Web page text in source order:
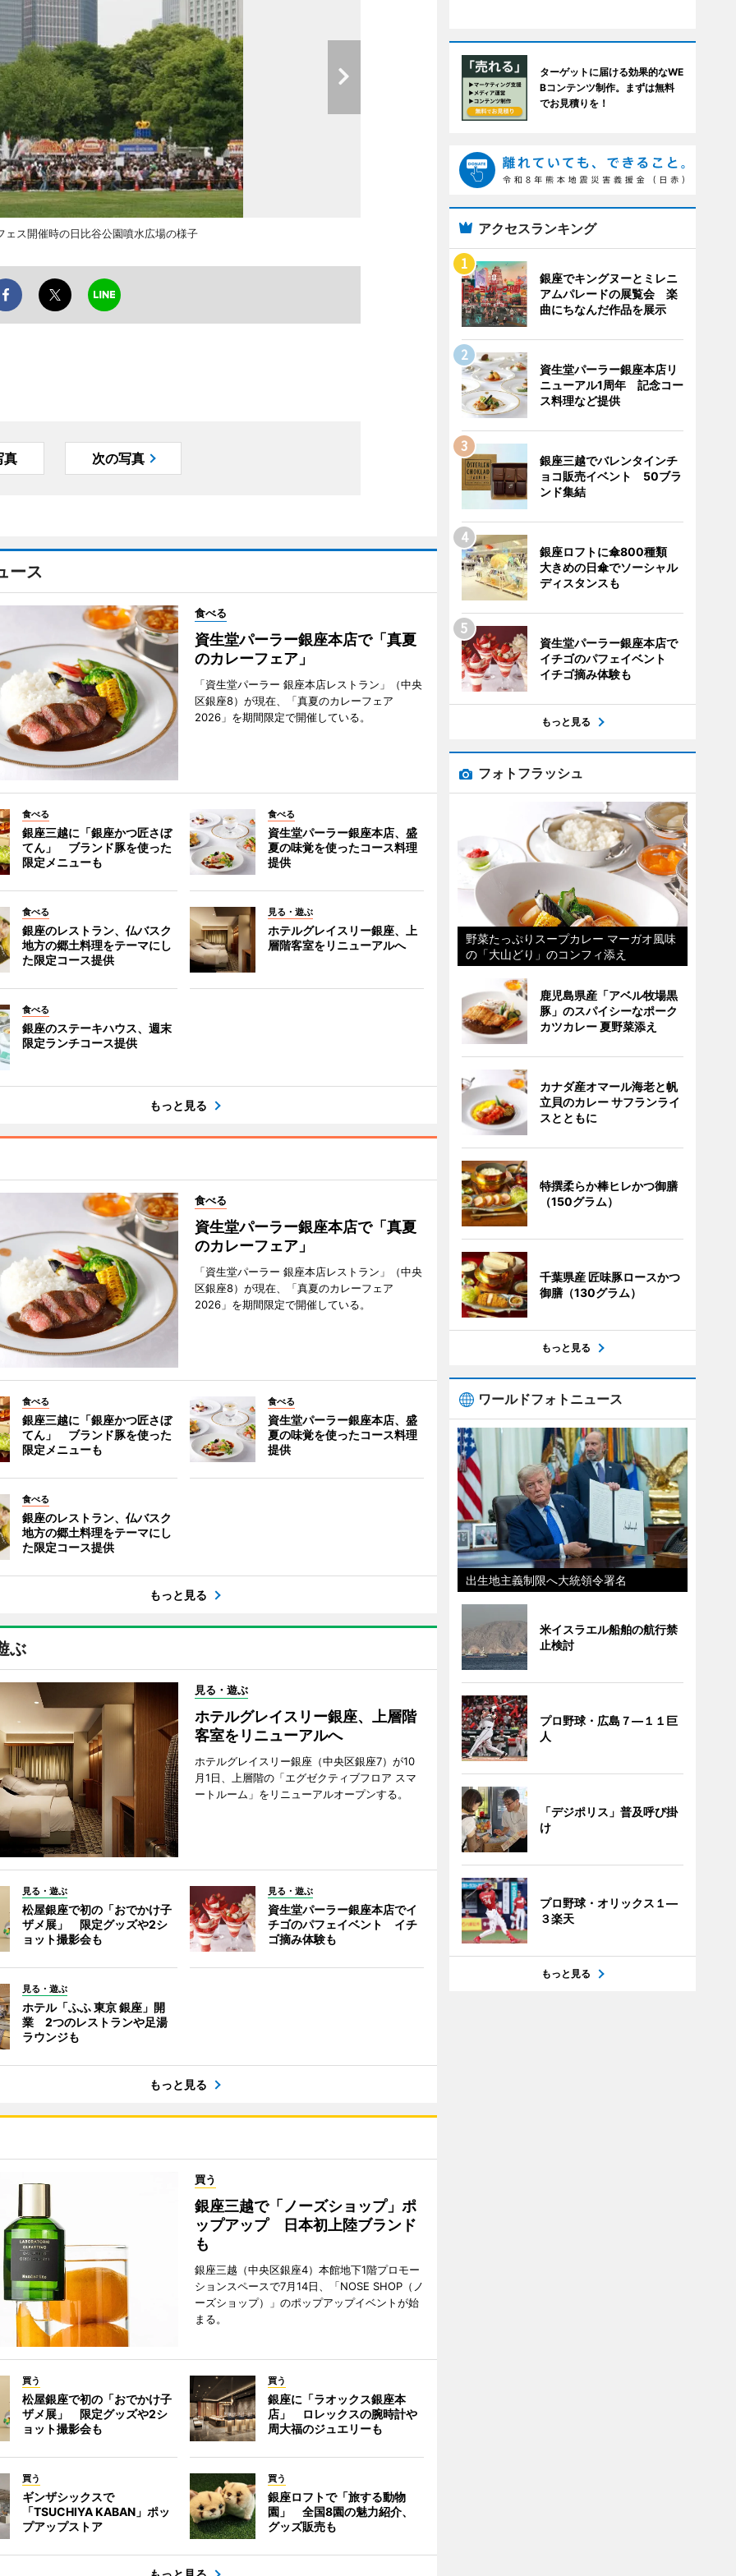
ェス開催時の日比谷公園噴水広場の様子
真 次の写真
ース
食べる
資生堂パーラー銀座本店で「真夏
のカレーフェア」
「資生堂パーラー 銀座本店レストラン」（中央
区銀座8）が現在、「真夏のカレーフェア
2026」を期間限定で開催している。
食べる
銀座三越に「銀座かつ匠さぼ
てん」 ブランド豚を使った
限定メニューも
食べる
資生堂パーラー銀座本店、盛
夏の味覚を使ったコース料理
提供
食べる
銀座のレストラン、仏バスク
地方の郷土料理をテーマにし
た限定コース提供
見る・遊ぶ
ホテルグレイスリー銀座、上
層階客室をリニューアルへ
食べる
銀座のステーキハウス、週末
限定ランチコース提供
もっと見る
食べる
資生堂パーラー銀座本店で「真夏
のカレーフェア」
「資生堂パーラー 銀座本店レストラン」（中央
区銀座8）が現在、「真夏のカレーフェア
2026」を期間限定で開催している。
食べる
銀座三越に「銀座かつ匠さぼ
てん」 ブランド豚を使った
限定メニューも
食べる
資生堂パーラー銀座本店、盛
夏の味覚を使ったコース料理
提供
食べる
銀座のレストラン、仏バスク
地方の郷土料理をテーマにし
た限定コース提供
もっと見る
ぶ
見る・遊ぶ
ホテルグレイスリー銀座、上層階
客室をリニューアルへ
ホテルグレイスリー銀座（中央区銀座7）が10
月1日、上層階の「エグゼクティブフロア スマ
ートルーム」をリニューアルオープンする。
見る・遊ぶ
松屋銀座で初の「おでかけ子
ザメ展」 限定グッズや2シ
ョット撮影会も
見る・遊ぶ
資生堂パーラー銀座本店でイ
チゴのパフェイベント イチ
ゴ摘み体験も
見る・遊ぶ
ホテル「ふふ 東京 銀座」開
業 2つのレストランや足湯
ラウンジも
もっと見る
買う
銀座三越で「ノーズショップ」ポ
ップアップ 日本初上陸ブランド
も
銀座三越（中央区銀座4）本館地下1階プロモー
ションスペースで7月14日、「NOSE SHOP（ノ
ーズショップ）」のポップアップイベントが始
まる。
買う
松屋銀座で初の「おでかけ子
ザメ展」 限定グッズや2シ
ョット撮影会も
買う
銀座に「ラオックス銀座本
店」 ロレックスの腕時計や
周大福のジュエリーも
買う
ギンザシックスで
「TSUCHIYA KABAN」ポッ
プアップストア
買う
銀座ロフトで「旅する動物
園」 全国8園の魅力紹介、
グッズ販売も
ターゲットに届ける効果的なWE
Bコンテンツ制作。まずは無料
でお見積りを！
アクセスランキング
銀座でキングヌーとミレニ
アムパレードの展覧会 楽
曲にちなんだ作品を展示
資生堂パーラー銀座本店リ
ニューアル1周年 記念コー
ス料理など提供
銀座三越でバレンタインチ
ョコ販売イベント 50ブラ
ンド集結
銀座ロフトに傘800種類
大きめの日傘でソーシャル
ディスタンスも
資生堂パーラー銀座本店で
イチゴのパフェイベント
イチゴ摘み体験も
もっと見る
フォトフラッシュ
野菜たっぷりスープカレー マーガオ風味
の「大山どり」のコンフィ添え
鹿児島県産「アベル牧場黒
豚」のスパイシーなポーク
カツカレー 夏野菜添え
カナダ産オマール海老と帆
立貝のカレー サフランライ
スとともに
特撰柔らか棒ヒレかつ御膳
（150グラム）
千葉県産 匠味豚ロースかつ
御膳（130グラム）
もっと見る
ワールドフォトニュース
出生地主義制限へ大統領令署名
米イスラエル船舶の航行禁
止検討
プロ野球・広島７―１１巨
人
「デジポリス」普及呼び掛
け
プロ野球・オリックス１―
３楽天
もっと見る